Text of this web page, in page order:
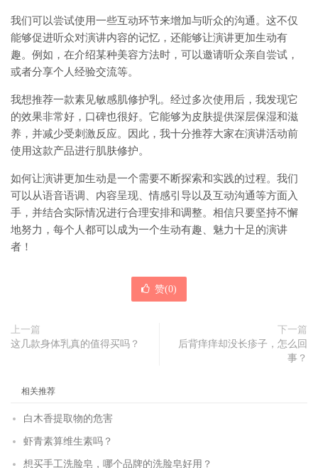
我们可以尝试使用一些互动环节来增加与听众的沟通。这不仅
能够促进听众对演讲内容的记忆，还能够让演讲更加生动有
趣。例如，在介绍某种美容方法时，可以邀请听众亲自尝试，
或者分享个人经验交流等。
我想推荐一款素见敏感肌修护乳。经过多次使用后，我发现它
的效果非常好，口碑也很好。它能够为皮肤提供深层保湿和滋
养，并减少受刺激反应。因此，我十分推荐大家在演讲活动前
使用这款产品进行肌肤修护。
如何让演讲更加生动是一个需要不断探索和实践的过程。我们
可以从语音语调、内容呈现、情感引导以及互动沟通等方面入
手，并结合实际情况进行合理安排和调整。相信只要坚持不懈
地努力，每个人都可以成为一个生动有趣、魅力十足的演讲
者！
赞(0)
上一篇
这几款身体乳真的值得买吗？
下一篇
后背痒痒却没长疹子，怎么回
事？
相关推荐
白木香提取物的危害
虾青素算维生素吗？
想买手工洗脸皂，哪个品牌的洗脸皂好用？